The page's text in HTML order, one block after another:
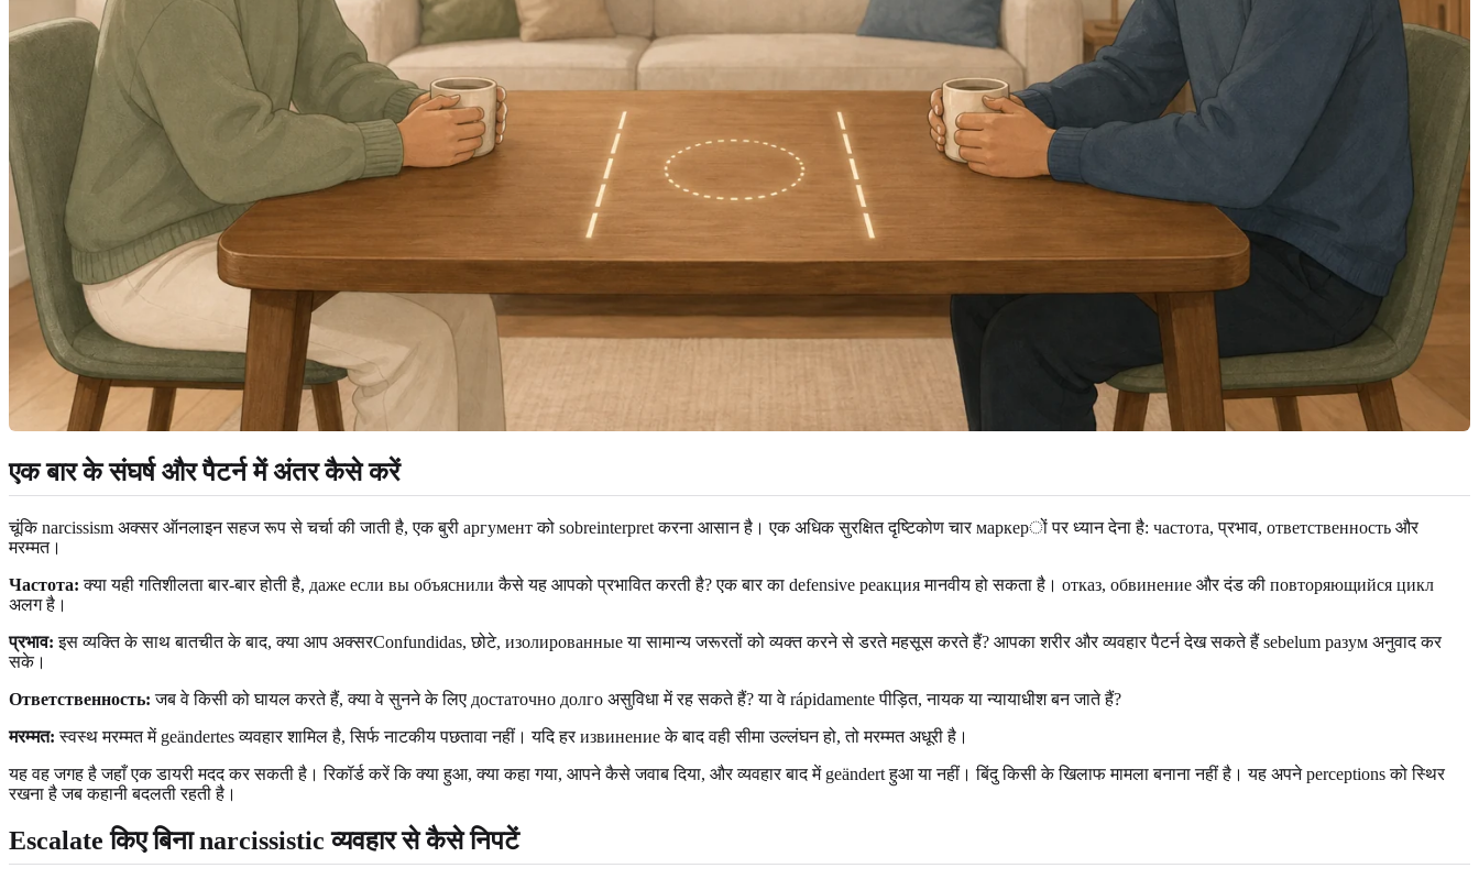
एक बार के संघर्ष और पैटर्न में अंतर कैसे करें
चूंकि narcissism अक्सर ऑनलाइन सहज रूप से चर्चा की जाती है, एक बुरी аргумент को sobreinterpret करना आसान है। एक अधिक सुरक्षित दृष्टिकोण चार маркерों पर ध्यान देना है: частота, प्रभाव, ответственность और
मरम्मत।
Частота: क्या यही गतिशीलता बार-बार होती है, даже если вы объяснили कैसे यह आपको प्रभावित करती है? एक बार का defensive реакция मानवीय हो सकता है। отказ, обвинение और दंड की повторяющийся цикл
अलग है।
प्रभाव: इस व्यक्ति के साथ बातचीत के बाद, क्या आप अक्सरConfundidas, छोटे, изолированные या सामान्य जरूरतों को व्यक्त करने से डरते महसूस करते हैं? आपका शरीर और व्यवहार पैटर्न देख सकते हैं sebelum разум अनुवाद कर
सके।
Ответственность: जब वे किसी को घायल करते हैं, क्या वे सुनने के लिए достаточно долго असुविधा में रह सकते हैं? या वे rápidamente पीड़ित, नायक या न्यायाधीश बन जाते हैं?
मरम्मत: स्वस्थ मरम्मत में geändertes व्यवहार शामिल है, सिर्फ नाटकीय पछतावा नहीं। यदि हर извинение के बाद वही सीमा उल्लंघन हो, तो मरम्मत अधूरी है।
यह वह जगह है जहाँ एक डायरी मदद कर सकती है। रिकॉर्ड करें कि क्या हुआ, क्या कहा गया, आपने कैसे जवाब दिया, और व्यवहार बाद में geändert हुआ या नहीं। बिंदु किसी के खिलाफ मामला बनाना नहीं है। यह अपने perceptions को स्थिर
रखना है जब कहानी बदलती रहती है।
Escalate किए बिना narcissistic व्यवहार से कैसे निपटें